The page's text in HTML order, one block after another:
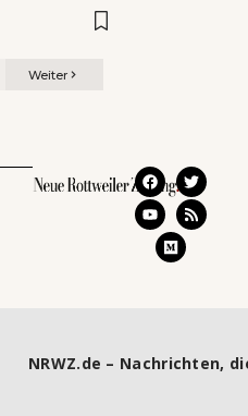
Weiter
NRWZ.de – Nachrichten,